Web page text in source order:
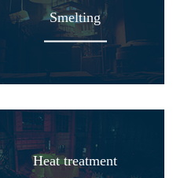
Smelting
Heat treatment